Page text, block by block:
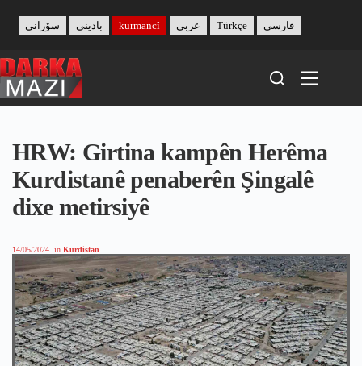
content
بادینی سۆرانی kurmancî عربي Türkçe فارسی
HRW: Girtina kampên Herêma
Kurdistanê penaberên Şingalê
dixe metirsiyê
14/05/2024 in Kurdistan